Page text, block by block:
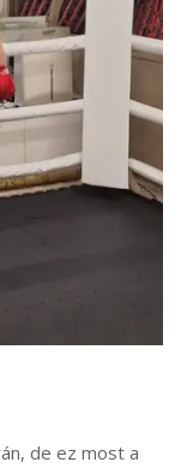
de ez most a